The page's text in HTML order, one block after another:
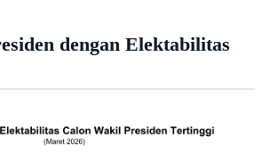
dengan Elektabilitas